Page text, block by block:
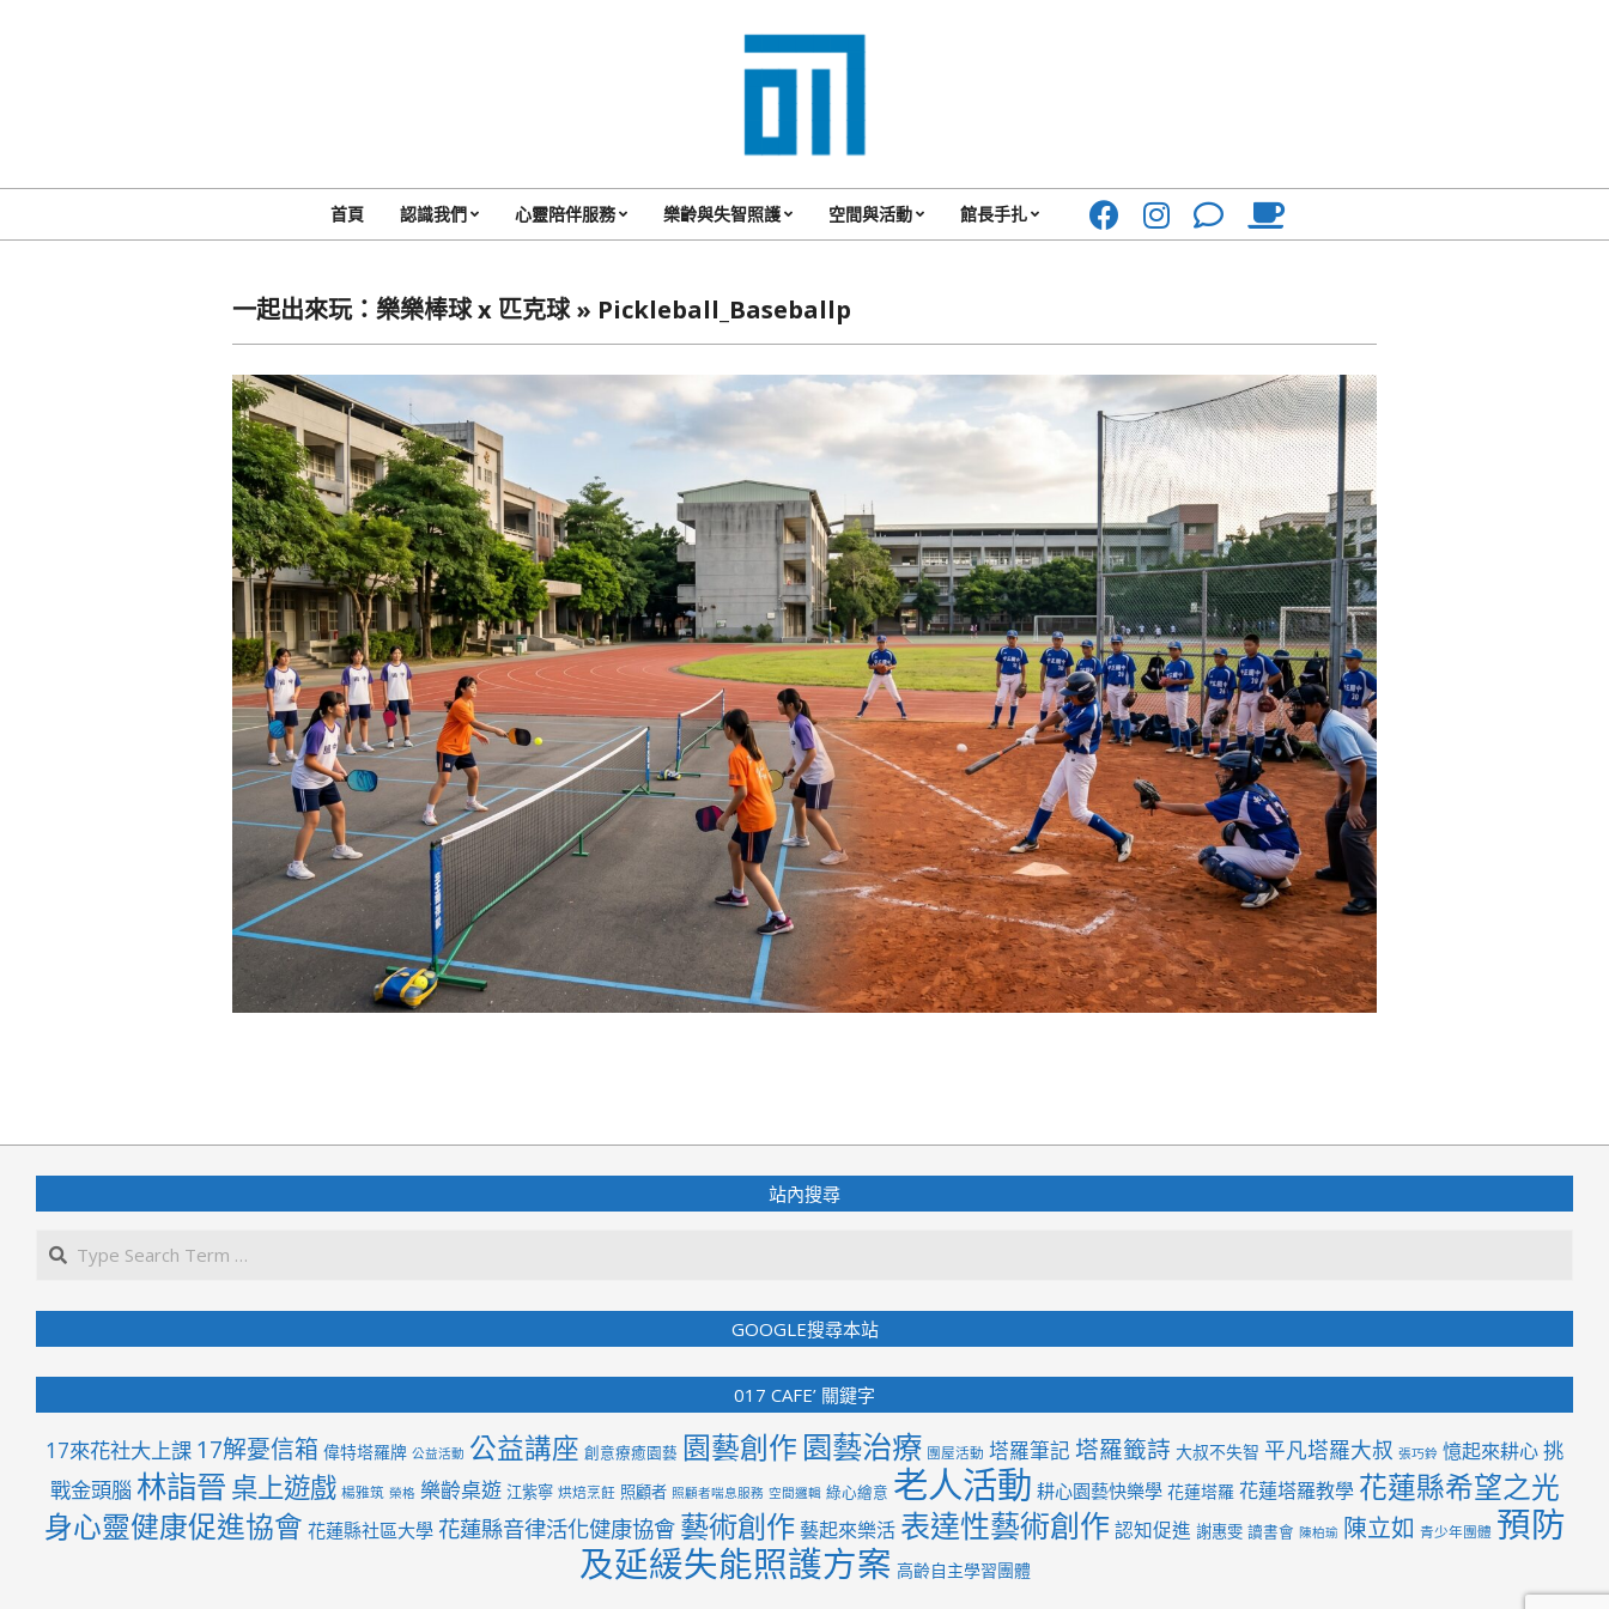
017
Cafe'
你
一
起
咖
啡
館
Primary
首頁 認識我們 心靈陪伴服務 樂齡與失智照護 空間與活動 館長手扎
一起出來玩：樂樂棒球 x 匹克球 » Pickleball_Baseballp
06-
05
站內搜尋
GOOGLE搜尋本站
017 CAFE’ 關鍵字
17來花社大上課 17解憂信箱 偉特塔羅牌 公益活動 公益講座 創意療癒園藝 園藝創作 園藝治療 團屋活動 塔羅筆記 塔羅籤詩 大叔不失智 平凡塔羅大叔 張巧鈴 憶起來耕心挑
戰金頭腦 林詣晉桌上遊戲 楊雅筑 榮格 樂齡桌遊 江紫寧 烘焙烹飪 照顧者 照顧者喘息服務 空間邏輯 綠心繪意 老人活動 耕心園藝快樂學 花蓮塔羅 花蓮塔羅教學 花蓮縣希望之光
身心靈健康促進協會 花蓮縣社區大學 花蓮縣音律活化健康協會 藝術創作 藝起來樂活 表達性藝術創作 認知促進 謝惠雯 讀書會 陳柏瑜 陳立如 青少年團體 預防
及延緩失能照護方案 高齡自主學習團體